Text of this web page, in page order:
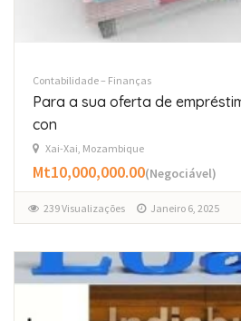
Contabilidade – Finanças
Para a sua oferta de
con
Xai-Xai, Mozambique
Mt10,000,000.00(Negociável)
239 Visualizações Janeiro 6, 2025